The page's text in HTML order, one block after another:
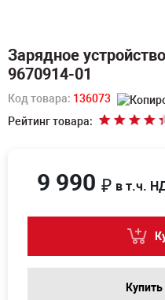
Зарядное
9670914-01
Код товара: 136073
Рейтинг товара:
9 990 ₽ в т.ч.